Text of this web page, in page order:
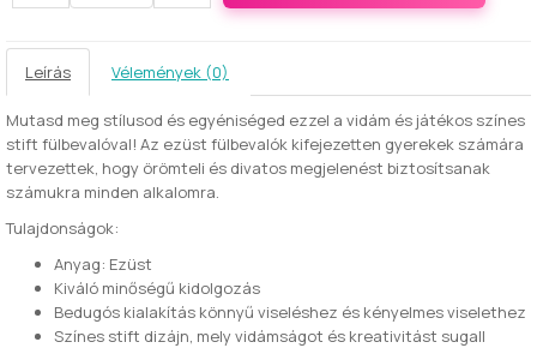
Leírás Vélemények (0)
Mutasd meg stílusod és egyéniséged ezzel a vidám és játékos színes
stift fülbevalóval! Az ezüst fülbevalók kifejezetten gyerekek számára
tervezettek, hogy örömteli és divatos megjelenést biztosítsanak
számukra minden alkalomra.
Tulajdonságok:
Anyag: Ezüst
Kiváló minőségű kidolgozás
Bedugós kialakítás könnyű viseléshez és kényelmes viselethez
Színes stift dizájn, mely vidámságot és kreativitást sugall